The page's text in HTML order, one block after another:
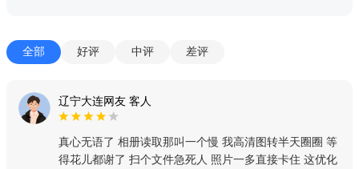
全部 好评 中评 差评
辽宁大连网友 客人
真心无语了 相册读取那叫一个慢 我高清图转半天圈圈 等
得花儿都谢了 扫个文件急死人 照片一多直接卡住 这优化